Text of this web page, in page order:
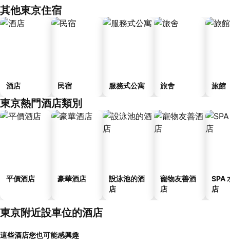
其他東京住宿
酒店 民宿 服務式公寓 旅舍 旅館
東京熱門酒店類別
平價酒店 豪華酒店
設泳池的酒
店
寵物友善酒
店
SPA
店
東京附近設車位的酒店
這些酒店您也可能感興趣